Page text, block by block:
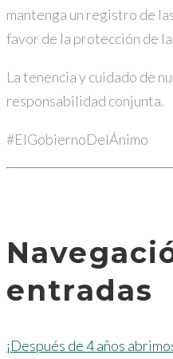
mantenga un registro de
favor de la protección de
La tenencia y cuidado de
responsabilidad conjunta.
#ElGobiernoDelÁnimo
entradas
¡Después de 4 años